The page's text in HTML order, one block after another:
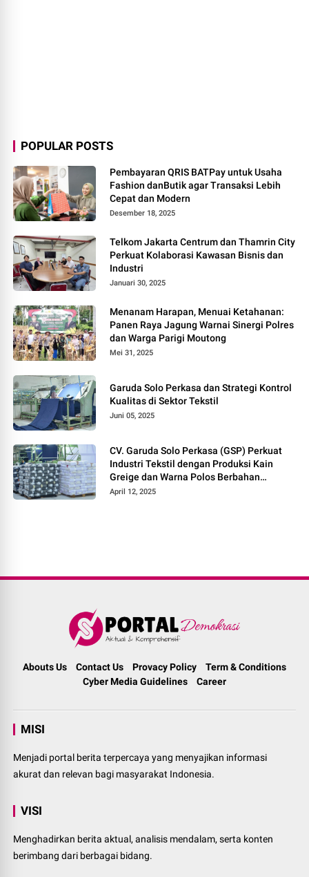
POPULAR POSTS
Pembayaran QRIS BATPay untuk Usaha
Fashion danButik agar Transaksi Lebih
Cepat dan Modern
Desember 18, 2025
Telkom Jakarta Centrum dan Thamrin City
Perkuat Kolaborasi Kawasan Bisnis dan
Industri
Januari 30, 2025
Menanam Harapan, Menuai Ketahanan:
Panen Raya Jagung Warnai Sinergi Polres
dan Warga Parigi Moutong
Mei 31, 2025
Garuda Solo Perkasa dan Strategi Kontrol
Kualitas di Sektor Tekstil
Juni 05, 2025
CV. Garuda Solo Perkasa (GSP) Perkuat
Industri Tekstil dengan Produksi Kain
Greige dan Warna Polos Berbahan
Tetoron Rayon
April 12, 2025
Abouts Us Contact Us Provacy Policy
Term & Conditions
Cyber Media Guidelines
Career
MISI
Menjadi portal berita terpercaya yang menyajikan informasi
akurat dan relevan bagi masyarakat Indonesia.
VISI
Menghadirkan berita aktual, analisis mendalam, serta konten
berimbang dari berbagai bidang.